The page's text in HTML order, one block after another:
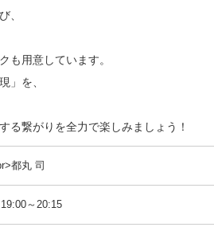
、
も用意しています。
」を、
る繋がりを全力で楽しみましょう！
都丸 司
～20:15